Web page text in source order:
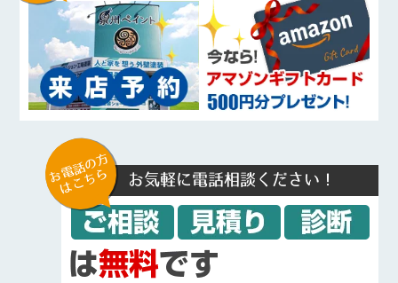
お電話の方
はこちら お気軽に電話相談ください！